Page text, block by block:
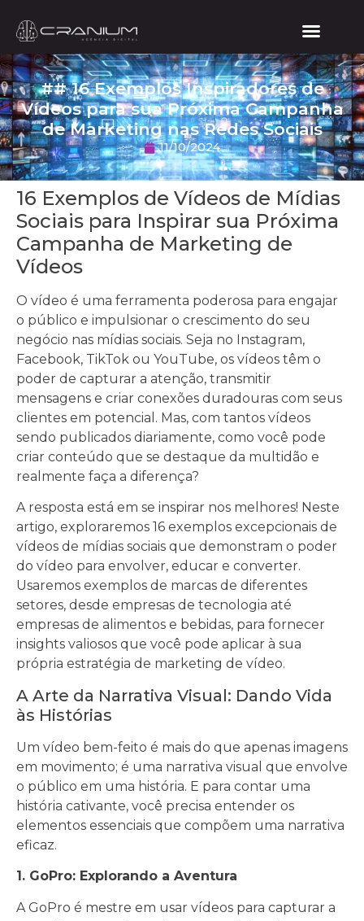
## 16 Exemplos Inspiradores de
Vídeos para sua Próxima Campanha
de Marketing nas Redes Sociais
11/10/2024
16 Exemplos de Vídeos de Mídias
Sociais para Inspirar sua Próxima
Campanha de Marketing de
Vídeos
O vídeo é uma ferramenta poderosa para engajar
o público e impulsionar o crescimento do seu
negócio nas mídias sociais. Seja no Instagram,
Facebook, TikTok ou YouTube, os vídeos têm o
poder de capturar a atenção, transmitir
mensagens e criar conexões duradouras com seus
clientes em potencial. Mas, com tantos vídeos
sendo publicados diariamente, como você pode
criar conteúdo que se destaque da multidão e
realmente faça a diferença?
A resposta está em se inspirar nos melhores! Neste
artigo, exploraremos 16 exemplos excepcionais de
vídeos de mídias sociais que demonstram o poder
do vídeo para envolver, educar e converter.
Usaremos exemplos de marcas de diferentes
setores, desde empresas de tecnologia até
empresas de alimentos e bebidas, para fornecer
insights valiosos que você pode aplicar à sua
própria estratégia de marketing de vídeo.
A Arte da Narrativa Visual: Dando Vida
às Histórias
Um vídeo bem-feito é mais do que apenas imagens
em movimento; é uma narrativa visual que envolve
o público em uma história. E para contar uma
história cativante, você precisa entender os
elementos essenciais que compõem uma narrativa
eficaz.
1. GoPro: Explorando a Aventura
A GoPro é mestre em usar vídeos para capturar a